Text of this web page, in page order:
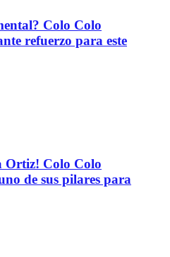
Colo Colo
refuerzo para este
Ortiz! Colo Colo
de sus pilares para